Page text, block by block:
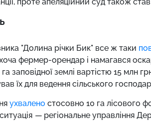
проте апеляційний суд також
"Долина річки Бик" все ж таки
фермер-орендар і намагався
заповідної землі вартістю 15 млн
їх для ведення сільського
ухвалено стосовно 10 га лісового
—регіональне управління